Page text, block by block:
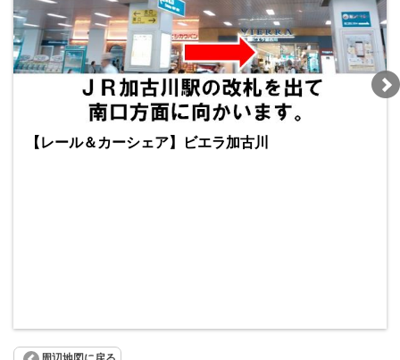
【レール＆カーシェア】ビエラ加古川